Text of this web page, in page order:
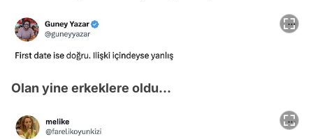
Olan yine erkeklere oldu...